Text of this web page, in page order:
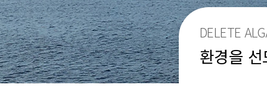
DELETE
환경을